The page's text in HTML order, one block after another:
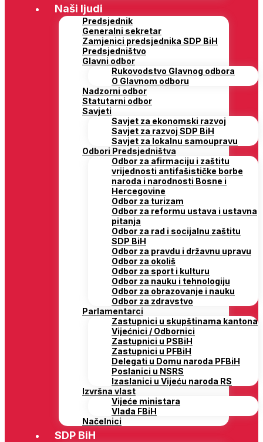
Naši ljudi
Predsjednik
Generalni sekretar
Zamjenici predsjednika SDP BiH
Predsjedništvo
Glavni odbor
Rukovodstvo Glavnog odbora
O Glavnom odboru
Nadzorni odbor
Statutarni odbor
Savjeti
Savjet za ekonomski razvoj
Savjet za razvoj SDP BiH
Savjet za lokalnu samoupravu
Odbori Predsjedništva
Odbor za afirmaciju i zaštitu
vrijednosti antifašističke borbe
naroda i narodnosti Bosne i
Hercegovine
Odbor za turizam
Odbor za reformu ustava i ustavna
pitanja
Odbor za rad i socijalnu zaštitu
SDP BiH
Odbor za pravdu i državnu upravu
Odbor za okoliš
Odbor za sport i kulturu
Odbor za nauku i tehnologiju
Odbor za obrazovanje i nauku
Odbor za zdravstvo
Parlamentarci
Zastupnici u skupštinama kantona
Vijećnici / Odbornici
Zastupnici u PSBiH
Zastupnici u PFBiH
Delegati u Domu naroda PFBiH
Poslanici u NSRS
Izaslanici u Vijeću naroda RS
Izvršna vlast
Vijeće ministara
Vlada FBiH
Načelnici
SDP BiH